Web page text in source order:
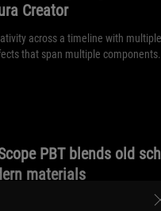
Creator
across a timeline with
that span multiple components.
PBT blends old
materials
marries all the best bits of our